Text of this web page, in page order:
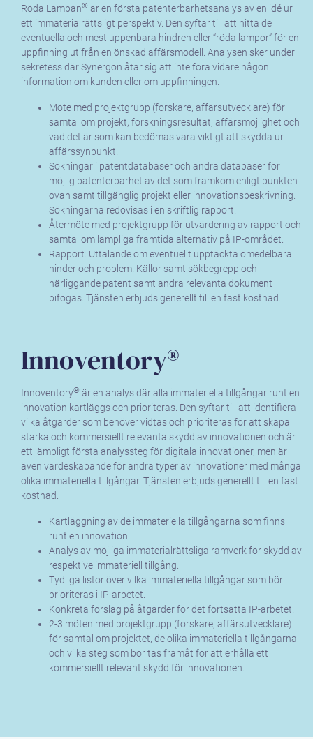
Röda Lampan® är en första patenterbarhetsanalys av en idé ur
ett immaterialrättsligt perspektiv. Den syftar till att hitta de
eventuella och mest uppenbara hindren eller “röda lampor” för en
uppfinning utifrån en önskad affärsmodell. Analysen sker under
sekretess där Synergon åtar sig att inte föra vidare någon
information om kunden eller om uppfinningen.
Möte med projektgrupp (forskare, affärsutvecklare) för
samtal om projekt, forskningsresultat, affärsmöjlighet och
vad det är som kan bedömas vara viktigt att skydda ur
affärssynpunkt.
Sökningar i patentdatabaser och andra databaser för
möjlig patenterbarhet av det som framkom enligt punkten
ovan samt tillgänglig projekt eller innovationsbeskrivning.
Sökningarna redovisas i en skriftlig rapport.
Återmöte med projektgrupp för utvärdering av rapport och
samtal om lämpliga framtida alternativ på IP-området.
Rapport: Uttalande om eventuellt upptäckta omedelbara
hinder och problem. Källor samt sökbegrepp och
närliggande patent samt andra relevanta dokument
bifogas. Tjänsten erbjuds generellt till en fast kostnad.
Innoventory®
Innoventory® är en analys där alla immateriella tillgångar runt en
innovation kartläggs och prioriteras. Den syftar till att identifiera
vilka åtgärder som behöver vidtas och prioriteras för att skapa
starka och kommersiellt relevanta skydd av innovationen och är
ett lämpligt första analyssteg för digitala innovationer, men är
även värdeskapande för andra typer av innovationer med många
olika immateriella tillgångar. Tjänsten erbjuds generellt till en fast
kostnad.
Kartläggning av de immateriella tillgångarna som finns
runt en innovation.
Analys av möjliga immaterialrättsliga ramverk för skydd av
respektive immateriell tillgång.
Tydliga listor över vilka immateriella tillgångar som bör
prioriteras i IP-arbetet.
Konkreta förslag på åtgärder för det fortsatta IP-arbetet.
2-3 möten med projektgrupp (forskare, affärsutvecklare)
för samtal om projektet, de olika immateriella tillgångarna
och vilka steg som bör tas framåt för att erhålla ett
kommersiellt relevant skydd för innovationen.